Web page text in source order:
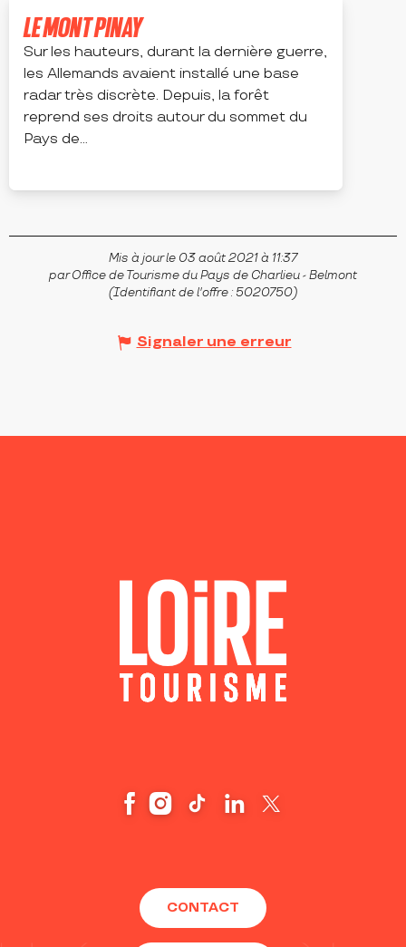
LE MONT PINAY
Sur les hauteurs, durant la dernière guerre,
les Allemands avaient installé une base
radar très discrète. Depuis, la forêt
reprend ses droits autour du sommet du
Pays de...
Mis à jour le 03 août 2021 à 11:37
par Office de Tourisme du Pays de Charlieu - Belmont
(Identifiant de l'offre : 5020750)
Signaler une erreur
CONTACT